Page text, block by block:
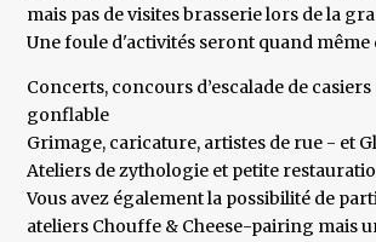
mais pas de visites brasserie lors de la
Une foule d'activités seront quand même
Concerts, concours d’escalade de
gonflable
Grimage, caricature, artistes de rue - et
Ateliers de zythologie et petite
Vous avez également la possibilité de
ateliers Chouffe & Cheese-pairing mais